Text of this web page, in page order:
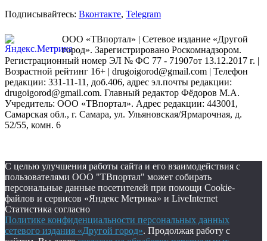
Подписывайтесь: Вконтакте, Telegram
ООО «ТВпортал» | Сетевое издание «Другой
город». Зарегистрировано Роскомнадзором.
Регистрационный номер ЭЛ № ФС 77 - 71907от 13.12.2017 г. |
Возрастной рейтинг 16+ | drugoigorod@gmail.com | Телефон
редакции: 331-11-11, доб.406, адрес эл.почты редакции:
drugoigorod@gmail.com. Главный редактор Фёдоров М.А.
Учредитель: ООО «ТВпортал». Адрес редакции: 443001,
Самарская обл., г. Самара, ул. Ульяновская/Ярмарочная, д.
52/55, комн. 6
С целью улучшения работы сайта и его взаимодействия с
пользователями ООО "ТВпортал" может собирать
персональные данные посетителей при помощи Cookie-
файлов и сервисов «Яндекс Метрика» и LiveInternet
Статистика согласно
Политике конфиденциальности персональных данных
сетевого издания «Другой город». Продолжая работу с